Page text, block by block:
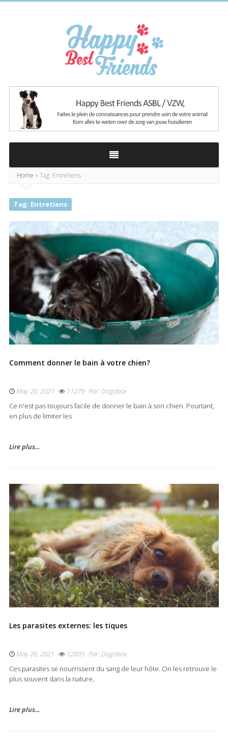
Happy
Best
Friends
Home » Tag: Entretiens
Tag: Entretiens
Comment donner le bain à votre chien?
May 20, 2021 11279 Par: Dogobox
Ce n'est pas toujours facile de donner le bain à son chien. Pourtant,
en plus de limiter les
Lire plus...
Les parasites externes: les tiques
May 20, 2021 12805 Par:Dogobox
Ces parasites se nourrissent du sang de leur hôte. On les retrouve le
plus souvent dans la nature,
Lire plus...